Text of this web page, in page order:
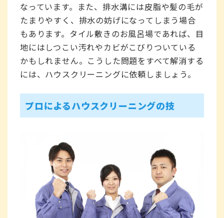
なっています。また、排水溝には皮脂や髪の毛が
たまりやすく、排水の妨げになってしまう場合
もあります。タイル敷きのお風呂場であれば、目
地にはしつこい汚れやカビがこびりついている
かもしれません。こうした問題をすべて解消する
には、ハウスクリーニングに依頼しましょう。
プロによるハウスクリーニングの技